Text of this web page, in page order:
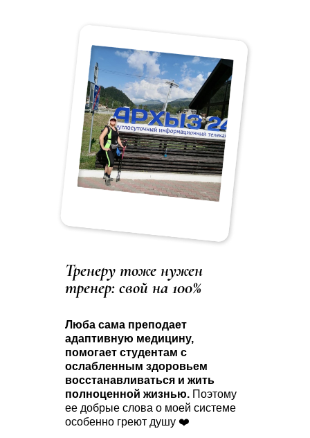
Люба сама преподает
адаптивную медицину,
помогает студентам с
ослабленным здоровьем
восстанавливаться и жить
полноценной жизнью. Поэтому
ее добрые слова о моей системе
особенно греют душу ❤️
Тренеру тоже нужен
тренер: свой на 100%